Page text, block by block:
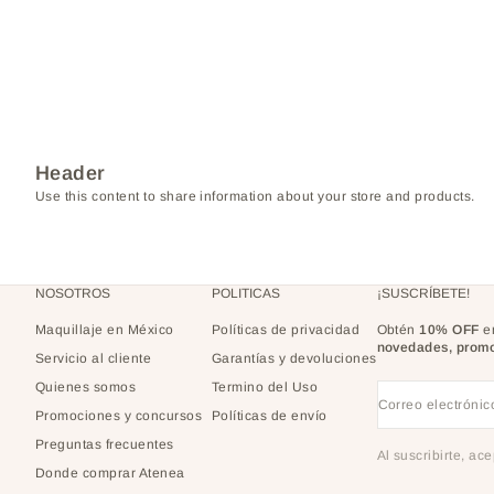
Header
Use this content to share information about your store and products.
NOSOTROS
Maquillaje en México
Servicio al cliente
Quienes somos
Promociones y concursos
Preguntas frecuentes
Donde comprar Atenea
POLITICAS
Políticas de privacidad
Garantías y devoluciones
Termino del Uso
Políticas de envío
¡SUSCRÍBETE!
Obtén10% OFF
novedades,
Correo
Al suscribirte,